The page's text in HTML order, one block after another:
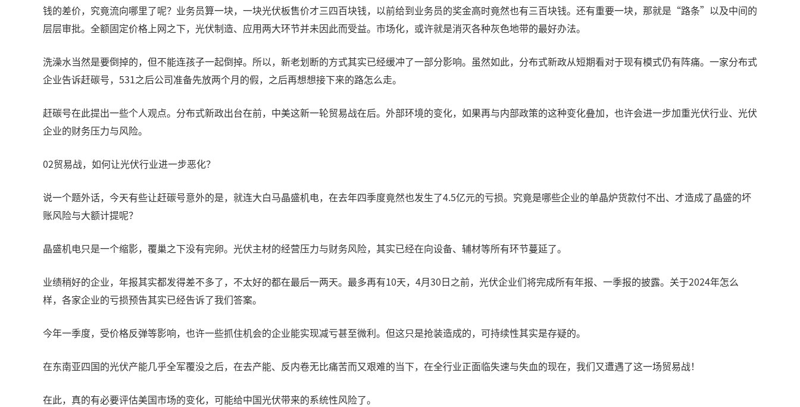
钱的差价，究竟流向哪里了呢？业务员算一块，一块光伏板售价才三四百块钱，以前给到业务员的奖金高时竟然也有三百块钱。还有重要一块，那就是“路条”以及中间的
层层审批。全额固定价格上网之下，光伏制造、应用两大环节并未因此而受益。市场化，或许就是消灭各种灰色地带的最好办法。
洗澡水当然是要倒掉的，但不能连孩子一起倒掉。所以，新老划断的方式其实已经缓冲了一部分影响。虽然如此，分布式新政从短期看对于现有模式仍有阵痛。一家分布式
企业告诉赶碳号，531之后公司准备先放两个月的假，之后再想想接下来的路怎么走。
赶碳号在此提出一些个人观点。分布式新政出台在前，中美这新一轮贸易战在后。外部环境的变化，如果再与内部政策的这种变化叠加，也许会进一步加重光伏行业、光伏
企业的财务压力与风险。
02贸易战，如何让光伏行业进一步恶化？
说一个题外话，今天有些让赶碳号意外的是，就连大白马晶盛机电，在去年四季度竟然也发生了4.5亿元的亏损。究竟是哪些企业的单晶炉货款付不出、才造成了晶盛的坏
账风险与大额计提呢？
晶盛机电只是一个缩影，覆巢之下没有完卵。光伏主材的经营压力与财务风险，其实已经在向设备、辅材等所有环节蔓延了。
业绩稍好的企业，年报其实都发得差不多了，不太好的都在最后一两天。最多再有10天，4月30日之前，光伏企业们将完成所有年报、一季报的披露。关于2024年怎么
样，各家企业的亏损预告其实已经告诉了我们答案。
今年一季度，受价格反弹等影响，也许一些抓住机会的企业能实现减亏甚至微利。但这只是抢装造成的，可持续性其实是存疑的。
在东南亚四国的光伏产能几乎全军覆没之后，在去产能、反内卷无比痛苦而又艰难的当下，在全行业正面临失速与失血的现在，我们又遭遇了这一场贸易战！
在此，真的有必要评估美国市场的变化，可能给中国光伏带来的系统性风险了。